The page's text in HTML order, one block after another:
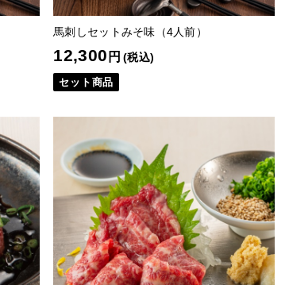
馬刺しセットみそ味（4人前）
12,300 円 (税込)
セット商品